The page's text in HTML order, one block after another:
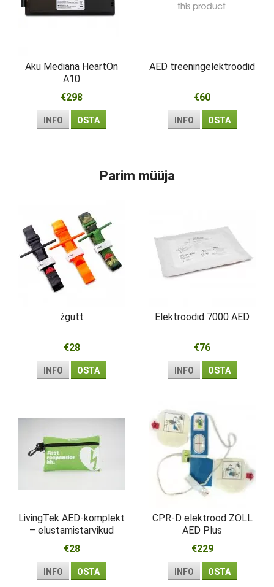
Aku Mediana HeartOn
A10
€298
INFO OSTA
AED treeningelektroodid
€60
INFO OSTA
Parim müüja
žgutt
€28
INFO OSTA
Elektroodid 7000 AED
€76
INFO OSTA
LivingTek AED-komplekt
– elustamistarvikud
esmareageerijale
€28
INFO OSTA
CPR-D elektrood ZOLL
AED Plus
€229
INFO OSTA